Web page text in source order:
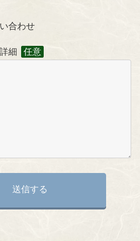
合わせ
細 任意